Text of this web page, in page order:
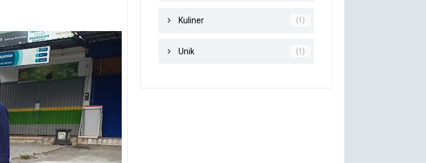
Kuliner (1)
Unik (1)